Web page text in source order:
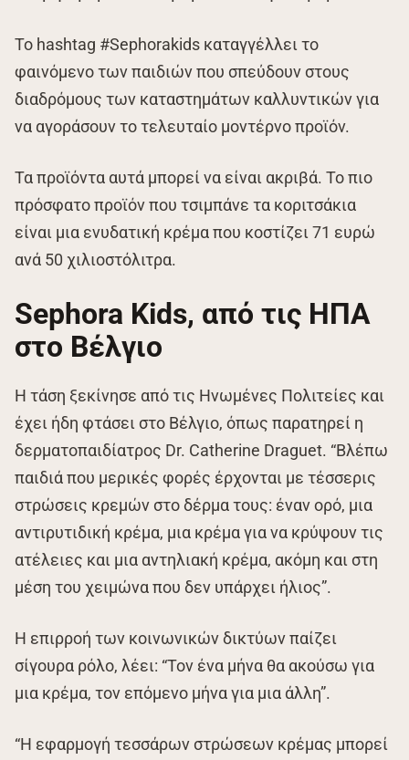
Το hashtag #Sephorakids καταγγέλλει το
φαινόμενο των παιδιών που σπεύδουν στους
διαδρόμους των καταστημάτων καλλυντικών για
να αγοράσουν το τελευταίο μοντέρνο προϊόν.
Τα προϊόντα αυτά μπορεί να είναι ακριβά. Το πιο
πρόσφατο προϊόν που τσιμπάνε τα κοριτσάκια
είναι μια ενυδατική κρέμα που κοστίζει 71 ευρώ
ανά 50 χιλιοστόλιτρα.
Sephora Kids, από τις ΗΠΑ
στο Βέλγιο
Η τάση ξεκίνησε από τις Ηνωμένες Πολιτείες και
έχει ήδη φτάσει στο Βέλγιο, όπως παρατηρεί η
δερματοπαιδίατρος Dr. Catherine Draguet. “Βλέπω
παιδιά που μερικές φορές έρχονται με τέσσερις
στρώσεις κρεμών στο δέρμα τους: έναν ορό, μια
αντιρυτιδική κρέμα, μια κρέμα για να κρύψουν τις
ατέλειες και μια αντηλιακή κρέμα, ακόμη και στη
μέση του χειμώνα που δεν υπάρχει ήλιος”.
Η επιρροή των κοινωνικών δικτύων παίζει
σίγουρα ρόλο, λέει: “Τον ένα μήνα θα ακούσω για
μια κρέμα, τον επόμενο μήνα για μια άλλη”.
“Η εφαρμογή τεσσάρων στρώσεων κρέμας μπορεί